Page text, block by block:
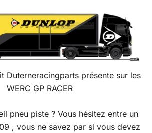
Duterneracingparts présente sur les
WERC GP RACER
pneu piste ? Vous hésitez entre un
, vous ne savez par si vous devez